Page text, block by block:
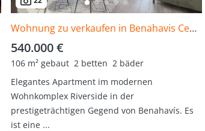
Wohnung zu verkaufen in Benahavis Centro
540.000 €
106 m² gebaut 2 betten 2 bäder
Elegantes Apartment im modernen
Wohnkomplex Riverside in der
prestigeträchtigen Gegend von Benahavís. Es
ist eine ...